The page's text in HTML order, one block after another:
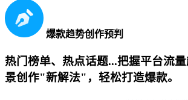
爆款趋势创作预判
热门榜单、热点话题...把握平台流
景创作"新解法"，轻松打造爆款。